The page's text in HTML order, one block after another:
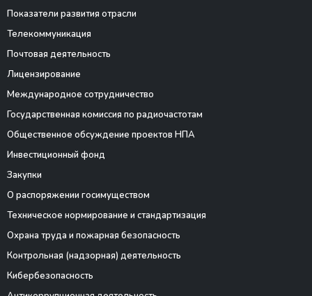
Показатели развития отрасли
Телекоммуникация
Почтовая деятельность
Лицензирование
Международное сотрудничество
Государственная комиссия по радиочастотам
Общественное обсуждение проектов НПА
Инвестиционный фонд
Закупки
О распоряжении госимуществом
Техническое нормирование и стандартизация
Охрана труда и пожарная безопасность
Контрольная (надзорная) деятельность
Кибербезопасность